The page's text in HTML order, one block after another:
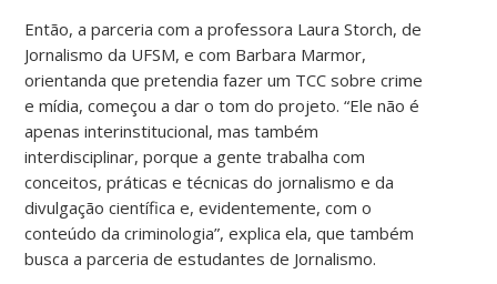
Então, a parceria com a professora Laura Storch, de
Jornalismo da UFSM, e com Barbara Marmor,
orientanda que pretendia fazer um TCC sobre crime
e mídia, começou a dar o tom do projeto. “Ele não é
apenas interinstitucional, mas também
interdisciplinar, porque a gente trabalha com
conceitos, práticas e técnicas do jornalismo e da
divulgação científica e, evidentemente, com o
conteúdo da criminologia”, explica ela, que também
busca a parceria de estudantes de Jornalismo.